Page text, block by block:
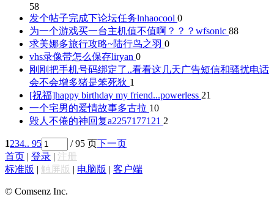
58
发个帖子完成下论坛任务lnhaocool 0
为一个游戏买一台主机值不值啊？？？ wfsonic 88
求美娜多旅行攻略~陆行鸟之羽 0
vhs录像带怎么保存liryan 0
刚刚把手机号码绑定了..看看这几天广告短信和骚扰电话
会不会增多猪是笨死狄 1
[祝福]happy birthday my friend...powerless 21
一个宅男的爱情故事多古拉 10
毁人不倦的神回复a2257177121 2
1234.. 95 / 95 页下一页
首页 | 登录 | 注册
标准版 | 触屏版 | 电脑版 | 客户端
© Comsenz Inc.